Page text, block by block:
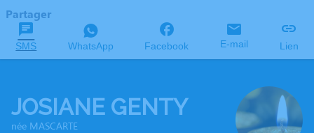
Partager
SMS WhatsApp Facebook E-mail Lien
JOSIANE GENTY
née MASCARTE